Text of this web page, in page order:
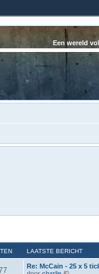
Een wereld
LAATSTE BERICHT
Re: McCain - 25 x 5